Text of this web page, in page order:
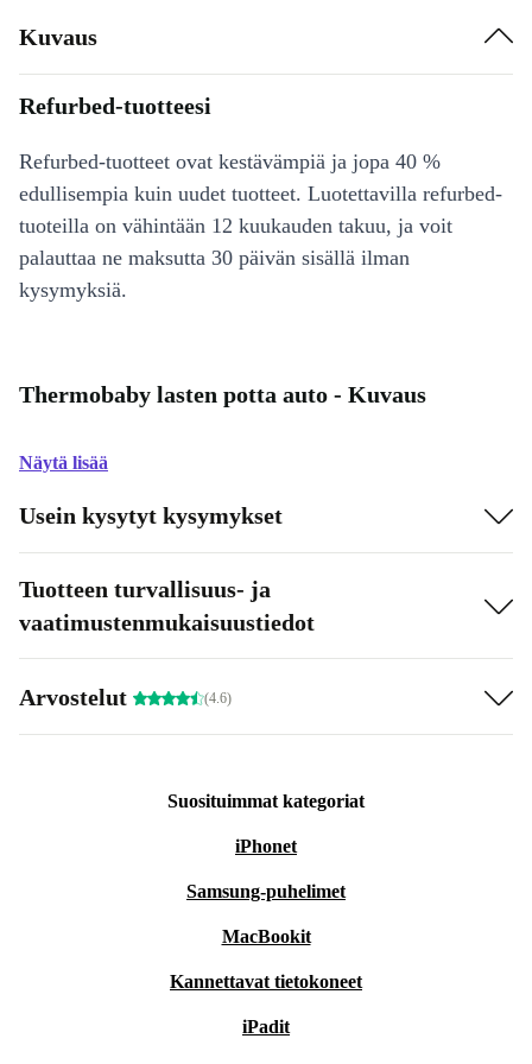
Kuvaus
Refurbed-tuotteesi
Refurbed-tuotteet ovat kestävämpiä ja jopa 40 %
edullisempia kuin uudet tuotteet. Luotettavilla refurbed-
tuoteilla on vähintään 12 kuukauden takuu, ja voit
palauttaa ne maksutta 30 päivän sisällä ilman
kysymyksiä.
Thermobaby lasten potta auto - Kuvaus
Näytä lisää
Usein kysytyt kysymykset
Tuotteen turvallisuus- ja
vaatimustenmukaisuustiedot
Arvostelut (4.6)
Suosituimmat kategoriat
iPhonet
Samsung-puhelimet
MacBookit
Kannettavat tietokoneet
iPadit